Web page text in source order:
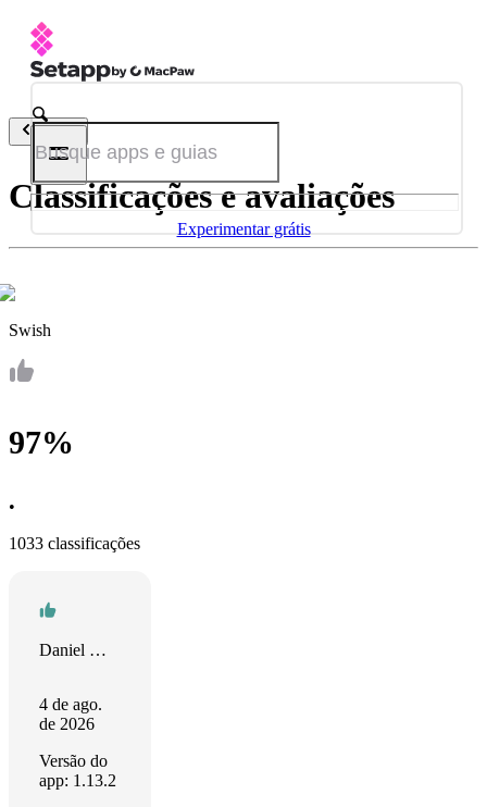
Experimentar grátis
Voltar
Classificações e avaliações
Swish
97%
•
1033 classificações
Daniel Masters
4 de ago.
de 2026
Versão do
app: 1.13.2